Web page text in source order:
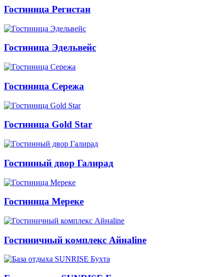
Гостиница Регистан
Гостиница Эдельвейс
Гостиница Сережа
Гостиница Gold Star
Гостинный двор Галирад
Гостиница Мереке
Гостиничный комплекс Айнаline